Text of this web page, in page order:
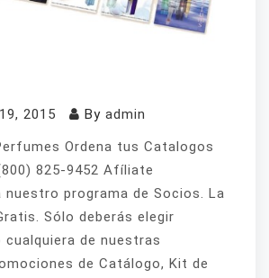
2015 By admin
Ordena tus Catalogos
825-9452 Afíliate
programa de Socios. La
Sólo deberás elegir
cualquiera de nuestras
de Catálogo, Kit de